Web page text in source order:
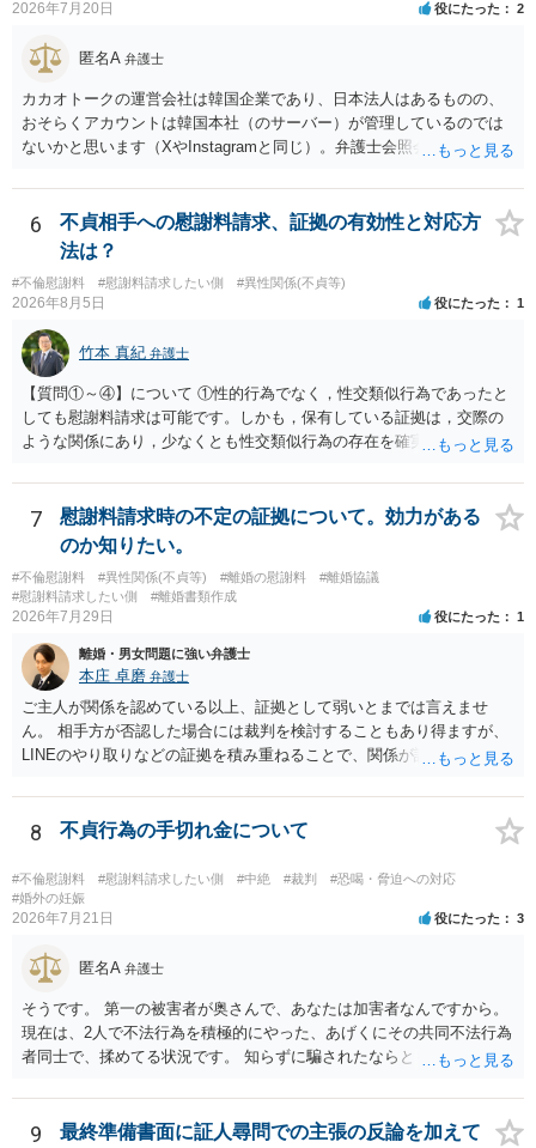
2026年7月20日 役にたった 2
匿名A 弁護士
カカオトークの運営会社は韓国企業であり、日本法人はあるものの、
おそらくアカウントは韓国本社（のサーバー）が管理しているのでは
ないかと思います（XやInstagramと同じ）。弁護士会照会は日本法に
対する照会は基本的にできないと解されています（弁護士会によって
は例外的に認める扱いもありますが、かなり限定されているので一般
的ではないでしょう）。もし韓国本社がアカウント管理をしているな
ら、日本法人へ送っても「ウチでは管理していない」という回答にな
ります。 個人で直接他人のID情報の開示を求めても拒否されるでしょ
う。
6
不貞相手への慰謝料請求、証拠の有効性と対応方
法は？
#不倫慰謝料 #慰謝料請求したい側 #異性関係(不貞等)
2026年8月5日 役にたった 1
竹本 真紀 弁護士
【質問①～④】について ①性的行為でなく，性交類似行為であったと
しても慰謝料請求は可能です。しかも，保有している証拠は，交際の
ような関係にあり，少なくとも性交類似行為の存在を確実に証明でき
ことを窺わせるものです。）。ですから，慰謝料請求を進めることで
よいと思います。 ただ．慰謝料額については，婚姻破綻に至っていな
いとして，この点を考慮されることになるかもしれません。 ②夫との
今後のことを考えて書いてもらうか否かを検討するのがよいと思いま
す。今ある証拠以上のことを証明（証明力を強めることも含む）でき
るのであれば，前向きに検討を進めるという考え方でもよいでしょ
値と夫との関係との均衡のように思います。 ③行政書士に委任をして
いるのであれば，どのような内容の委任なのか不明ですが，その行政
書士との協議になると思います。請求するか，訴訟にするか，その点
の見極めや，相手方は性交類似行為は認めているのか，それさえも否
定しているのかによって，考え方・進め方は変わってくると思いま
あれば，本人（行政書士でも同じだと思います。）への対応ではあま
り変わらないように思います。減額で折り合えるなら本人様の交渉で
もよいように思いますが，ゼロかどうかの観点であれば，訴訟に進む
しかなくなるようにも思います。そうしますと，お近くの弁護士に相
談して進めることを検討した方がよいようにも思います。
7
慰謝料請求時の不定の証拠について。効力がある
のか知りたい。
#不倫慰謝料 #異性関係(不貞等) #離婚の慰謝料
#離婚協議
#慰謝料請求したい側
#離婚書類作成
2026年7月29日 役にたった 1
離婚・男女問題に強い弁護士
本庄 卓磨 弁護士
ご主人が関係を認めている以上、証拠として弱いとまでは言えませ
ん。 相手方が否認した場合には裁判を検討することもあり得ますが、
LINEのやり取りなどの証拠を積み重ねることで、関係が認定される余
個別の事情によりますので、お早めに弁護士に相談されることをおす
すめします。
8 不貞行為の手切れ金について
#不倫慰謝料 #慰謝料請求したい側 #中絶 #裁判
#恐喝・脅迫への対応
#婚外の妊娠
2026年7月21日 役にたった 3
匿名A 弁護士
そうです。 第一の被害者が奥さんで、あなたは加害者なんですから。
現在は、2人で不法行為を積極的にやった、あげくにその共同不法行為
者同士で、揉めてる状況です。 知らずに騙されたならともか
というだけですから。
9
最終準備書面に証人尋問での主張の反論を加えて